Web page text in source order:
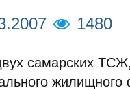
1480
самарских